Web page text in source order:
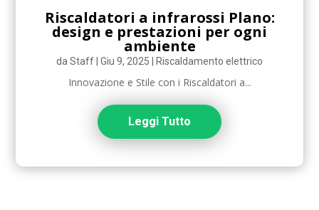
Riscaldatori a infrarossi Plano:
design e prestazioni per ogni
ambiente
da Staff Giu 9, 2025 Riscaldamento elettrico
Innovazione e Stile con i Riscaldatori a...
Leggi Tutto